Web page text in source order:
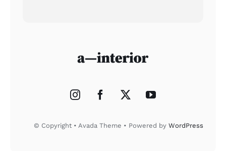
© Copyright • Avada Theme • Powered by WordPress